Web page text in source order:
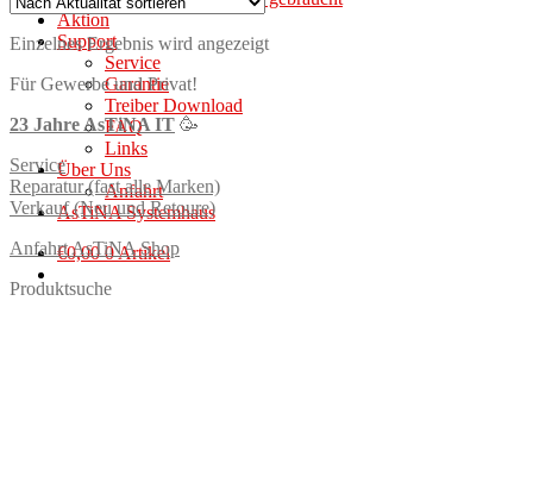
Aktion
Support
Service
Garantie
Treiber Download
FAQ
Links
Über Uns
Anfahrt
AsTiNA Systemhaus
€0,00 0 Artikel
Einzelnes Ergebnis wird angezeigt
Für Gewerbe und Privat!
23 Jahre AsTiNA IT 🥳
Service
Reparatur (fast alle Marken)
Verkauf (Neu und Retoure)
Anfahrt AsTiNA Shop
Produktsuche